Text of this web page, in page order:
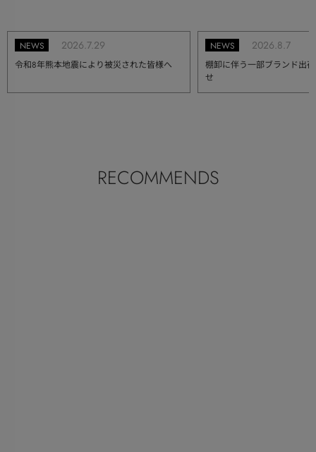
NEWS 2026.7.29
令和8年熊本地震により被災された皆様へ
NEWS 2026.8.7
棚卸に伴う一部ブランド出
せ
RECOMMENDS